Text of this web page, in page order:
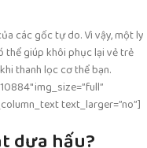
các gốc tự do. Vì vậy, một ly
thể giúp khôi phục lại vẻ trẻ
thanh lọc cơ thể bạn.
img_size=”full”
text_larger=”no”]